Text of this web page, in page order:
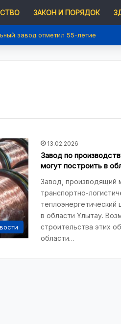
ЗАКОН И ПОРЯДОК
завод отметил 55-летие
13.02.2026
Завод по
могут построить в
Завод, производящий
транспортно-
теплоэнергетический
в области Ұлытау.
строительства этих
области…